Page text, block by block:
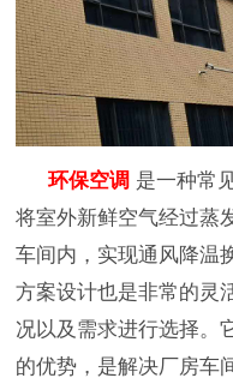
环保空调 是一种常
将室外新鲜空气经过蒸
车间内，实现通风降温
方案设计也是非常的灵
况以及需求进行选择。
的优势，是解决厂房车